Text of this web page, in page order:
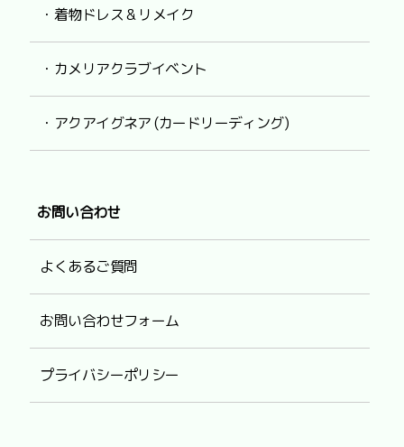
・着物ドレス & リメイク
・カメリアクラブイベント
・アクアイグネア (カードリーディング)
お問い合わせ
よくあるご質問
お問い合わせフォーム
プライバシーポリシー